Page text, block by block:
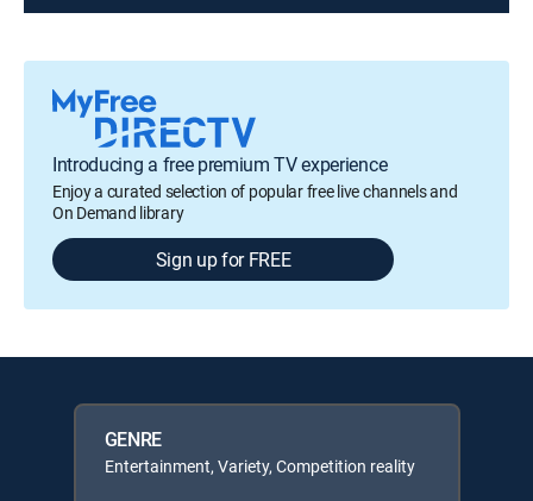
Introducing a free premium TV experience
Enjoy a curated selection of popular free live channels and
On Demand library
Sign up for FREE
GENRE
Entertainment, Variety, Competition reality